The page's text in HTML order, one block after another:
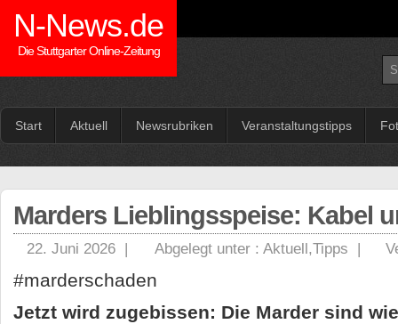
N-News.de
Die Stuttgarter Online-Zeitung
Start Aktuell Newsrubriken Veranstaltungstipps
Marders Lieblingsspeise: Kabel
22. Juni 2026 | Abgelegt unter : Aktuell,Tipps |
#marderschaden
Jetzt wird zugebissen: Die Marder sind